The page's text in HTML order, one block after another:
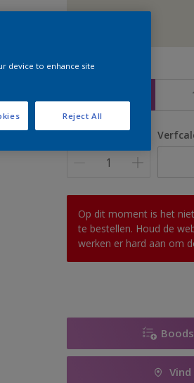
Grootte
Aantal
Op dit moment is het
te bestellen. Houd de
werken er hard aan om
device to enhance site
Reject All